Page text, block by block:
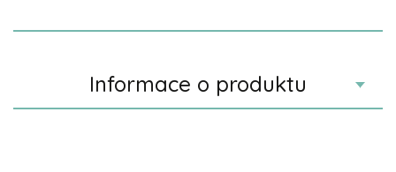
Informace o produktu